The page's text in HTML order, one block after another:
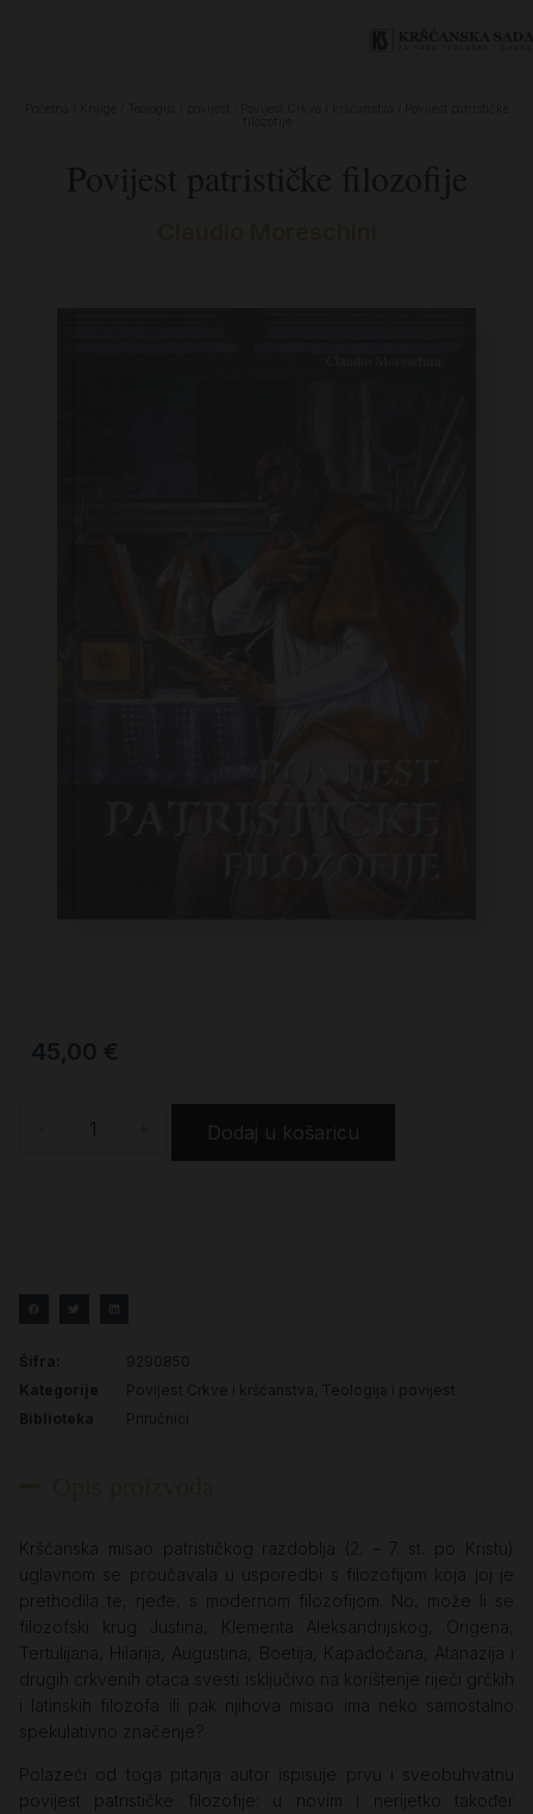
45,00 €
Dodaj u košaricu
Šifra:
9290850
Kategorije
Povijest Crkve i kršćanstva
Teologija i povijest
Biblioteka
Priručnici
Kršćanska misao patrističkog razdoblja (2. –
7. st. po Kristu)
uglavnom se proučavala u usporedbi s filozofijom koja joj je
prethodila te, rjeđe, s modernom filozofijom. No, može li se
filozofski krug Justina, Klementa Aleksandrijskog, Origena,
Tertulijana, Hilarija, Augustina, Boetija, Kapadočana, Atanazija i
drugih crkvenih otaca svesti isključivo na korištenje riječi grčkih
i latinskih filozofa ili pak njihova misao ima neko samostalno
spekulativno značenje?
Polazeći od toga pitanja autor ispisuje prvu i sveobuhvatnu
povijest patrističke filozofije: u novim i nerijetko također